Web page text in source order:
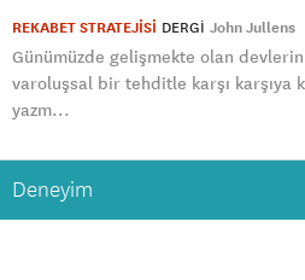
REKABET STRATEJİSİ DERGI John Jullens
Günümüzde gelişmekte olan devlerin
varoluşsal bir tehditle karşı karşıya
yazm...
Deneyim